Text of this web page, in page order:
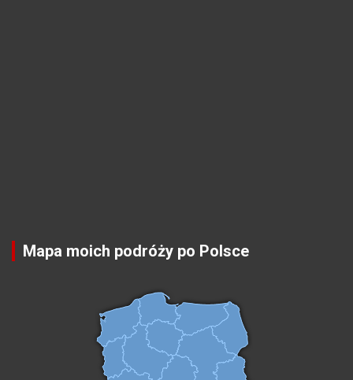
Mapa moich podróży po Polsce